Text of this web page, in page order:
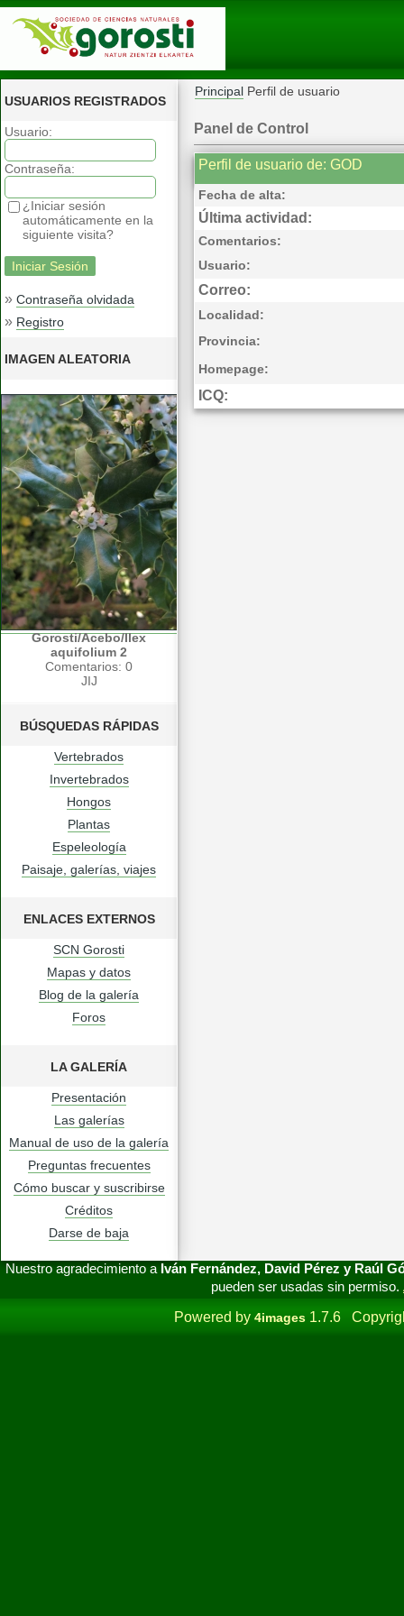
USUARIOS REGISTRADOS
Usuario:
Contraseña:
¿Iniciar sesión
automáticamente en la
siguiente visita?
» Contraseña olvidada
» Registro
IMAGEN ALEATORIA
Gorosti/Acebo/Ilex
aquifolium 2
Comentarios: 0
JIJ
BÚSQUEDAS RÁPIDAS
Vertebrados
Invertebrados
Hongos
Plantas
Espeleología
Paisaje, galerías, viajes
ENLACES EXTERNOS
SCN Gorosti
Mapas y datos
Blog de la galería
Foros
LA GALERÍA
Presentación
Las galerías
Manual de uso de la galería
Preguntas frecuentes
Cómo buscar y suscribirse
Créditos
Darse de baja
Principal Perfil de usuario
Panel de Control
Perfil de usuario de: GOD
Fecha de alta:
Última actividad:
Comentarios:
Usuario:
Correo:
Localidad:
Provincia:
Homepage:
ICQ:
Nuestro agradecimiento a Iván Fernández, David Pérez y Raúl
pueden ser usadas sin permiso.
Powered by 4images 1.7.6